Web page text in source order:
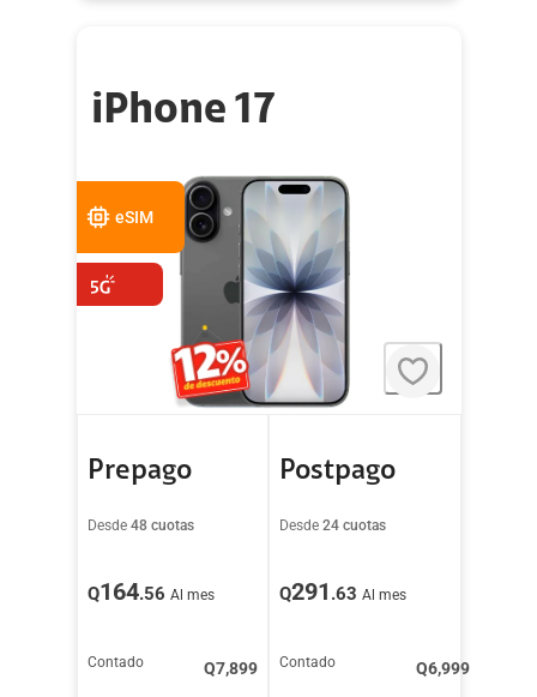
iPhone 17
eSIM
Prepago
Desde 48 cuotas
Q164.56 Al mes
Contado Q7,899
Postpago
Desde 24 cuotas
Q291 .63 Al mes
Contado Q6,999